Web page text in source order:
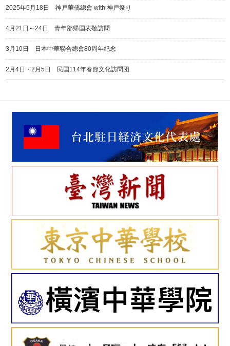
2025年5月18日 神戸華僑總會 with 神戸祭り
4月21日～24日 青年部帰国表敬訪問
3月10日 日本中華聯合總會80周年紀念
2月4日・2月5日 民国114年春節文化訪問団